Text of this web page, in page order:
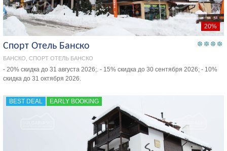
20%
Спорт Отель Банско
БАНСКО, СПОРТ ОТЕЛЬ БАНСКО
- 20% скидка до 31 августа 2026;. - 15% скидка до 30 сентября 2026; - 10%
скидка до 31 октября 2026.
BEST DEAL EARLY BOOKING